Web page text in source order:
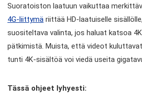
Suoratoiston laatuun vaikuttaa
4G-liittymä riittää HD-laatuiselle
suositeltava valinta, jos haluat katsoa
pätkimistä. Muista, että videot
tunti 4K-sisältöä voi viedä useita
Tässä ohjeet lyhyesti: